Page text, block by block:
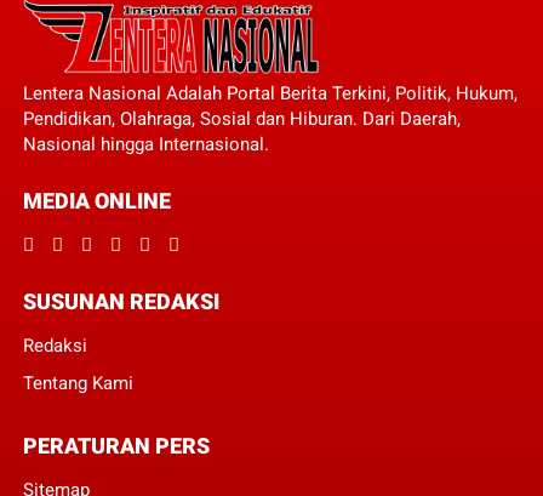
Lentera Nasional Adalah Portal Berita Terkini, Politik, Hukum,
Pendidikan, Olahraga, Sosial dan Hiburan. Dari Daerah,
Nasional hingga Internasional.
MEDIA ONLINE
SUSUNAN REDAKSI
Redaksi
Tentang Kami
PERATURAN PERS
Sitemap